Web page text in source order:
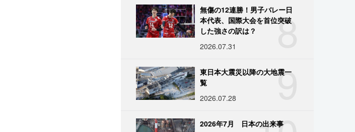
8
無傷の12連勝！男子バレー日
本代表、国際大会を首位突破
した強さの訳は？
2026.07.31
9
東日本大震災以降の大地震一
覧
2026.07.28
2026年7月 日本の出来事